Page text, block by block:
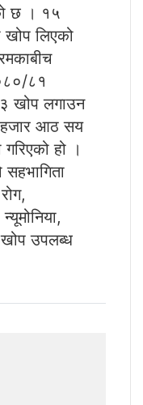
छ । १५
खोप लिएको
८१
खोप लगाउन
हजार आठ सय
हो ।
खोप उपलब्ध